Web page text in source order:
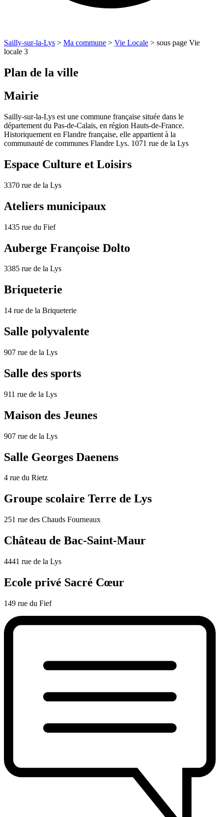
Sailly-sur-la-Lys > Ma commune > Vie Locale > sous page Vie
locale 3
Plan de la ville
Mairie
Sailly-sur-la-Lys est une commune française située dans le
département du Pas-de-Calais, en région Hauts-de-France.
Historiquement en Flandre française, elle appartient à la
communauté de communes Flandre Lys. 1071 rue de la Lys
Espace Culture et Loisirs
3370 rue de la Lys
Ateliers municipaux
1435 rue du Fief
Auberge Françoise Dolto
3385 rue de la Lys
Briqueterie
14 rue de la Briqueterie
Salle polyvalente
907 rue de la Lys
Salle des sports
911 rue de la Lys
Maison des Jeunes
907 rue de la Lys
Salle Georges Daenens
4 rue du Rietz
Groupe scolaire Terre de Lys
251 rue des Chauds Fourneaux
Château de Bac-Saint-Maur
4441 rue de la Lys
Ecole privé Sacré Cœur
149 rue du Fief